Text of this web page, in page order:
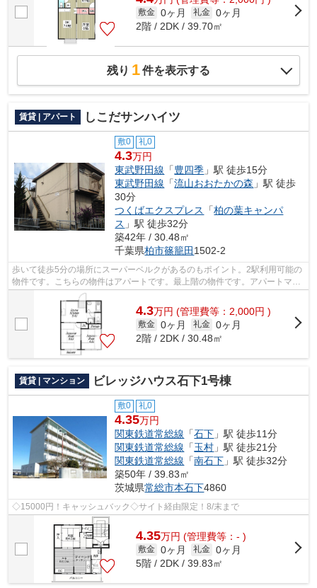
敷金 0ヶ月 礼金 0ヶ月
2階 / 2DK / 39.70㎡
残り 1件を表示する
賃貸 | アパート しこだサンハイツ
敷0 礼0
4.3万円
東武野田線 「豊四季 」駅 徒歩15分
東武野田線 「流山おおたかの森 」駅 徒歩
30分
つくばエクスプレス
「柏の葉キャンパ
ス 」駅 徒歩32分
築42年 / 30.48㎡
千葉県柏市篠籠田 1502-2
歩いて徒歩5分の場所にスーパーベルクがあるのもポイント。2駅利用可能の
物件です。こちらの物件はアパートです。最上階の物件です。アパートマン
ション館 柏店には、地域に詳しく経...
4.3万円 (管理費等：2,000円 )
敷金 0ヶ月 礼金 0ヶ月
2階 / 2DK / 30.48㎡
賃貸 | マンション ビレッジハウス石下1号棟
敷0 礼0
4.35万円
関東鉄道常総線 「石下 」駅 徒歩11分
関東鉄道常総線 「玉村 」駅 徒歩21分
関東鉄道常総線 「南石下 」駅 徒歩32分
築50年 / 39.83㎡
茨城県常総市本石下4860
◇15000円！キャッシュバック◇サイト経由限定！8/末まで
4.35万円 (管理費等：- )
敷金 0ヶ月 礼金 0ヶ月
5階 / 2DK / 39.83㎡